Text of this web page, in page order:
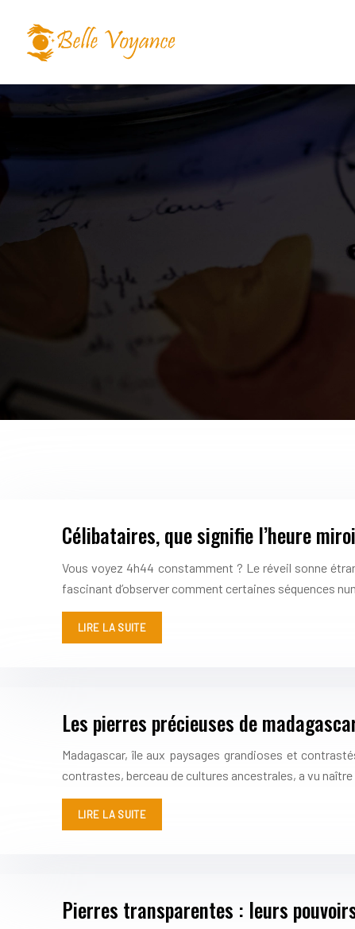
Célibataires, que signifie l’heure
Vous voyez 4h44 constamment ? Le réveil sonne
fascinant d’observer comment certaines séquences
LIRE LA SUITE
Les pierres précieuses de
Madagascar, île aux paysages grandioses et
contrastes, berceau de cultures ancestrales, a vu
LIRE LA SUITE
Pierres transparentes : leurs